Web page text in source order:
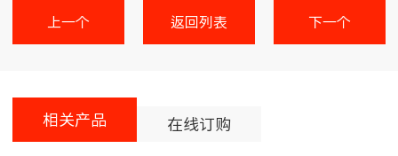
上一个 返回列表 下一个
相关产品 在线订购